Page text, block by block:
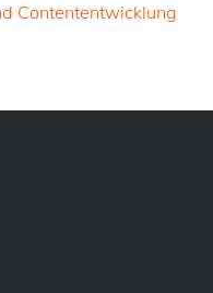
Contententwicklung